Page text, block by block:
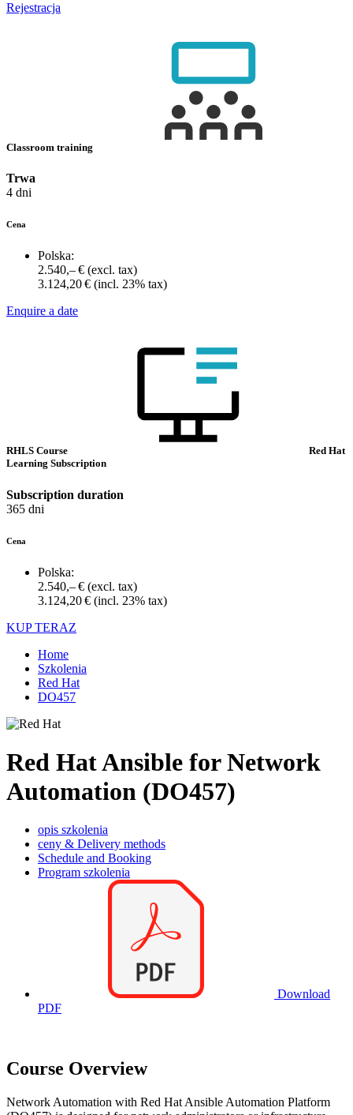
Rejestracja
Classroom training
Trwa
4 dni
Cena
Polska:
2.540,– € (excl. tax)
3.124,20 € (incl. 23% tax)
Enquire a date
RHLS Course
Red Hat
Learning Subscription
Subscription duration
365 dni
Cena
Polska:
2.540,– € (excl. tax)
3.124,20 € (incl. 23% tax)
KUP TERAZ
Home
Szkolenia
Red Hat
DO457
Red Hat Ansible for Network
Automation (DO457)
opis szkolenia
ceny & Delivery methods
Schedule and Booking
Program szkolenia
Download
PDF
Course Overview
Network Automation with Red Hat Ansible Automation Platform